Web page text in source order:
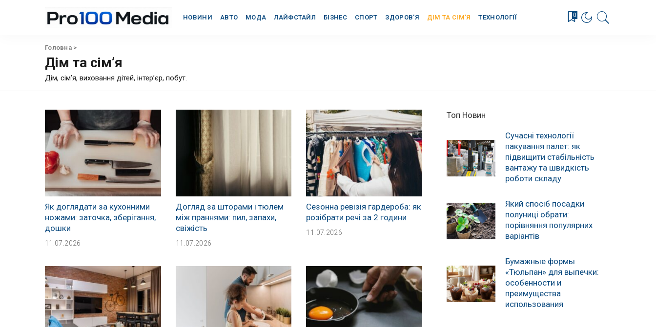
НОВИНИ АВТО МОДА ЛАЙФСТАЙЛ БІЗНЕС СПОРТ ЗДОРОВ’Я ДІМ ТА СІМ’Я ТЕХНОЛОГІЇ 0
Головна>
Дім та сім’я
Дім, сім’я, виховання дітей, інтер’єр, побут.
Як доглядати за кухонними
ножами: заточка, зберігання,
дошки
11.07.2026
Догляд за шторами і тюлем
між праннями: пил, запахи,
свіжість
11.07.2026
Сезонна ревізія гардероба: як
розібрати речі за 2 години
11.07.2026
Топ Новин
Сучасні технології
пакування палет: як
підвищити стабільність
вантажу та швидкість
роботи складу
Який спосіб посадки
полуниці обрати:
порівняння популярних
варіантів
Бумажные формы
«Тюльпан» для выпечки:
особенности и
преимущества
использования